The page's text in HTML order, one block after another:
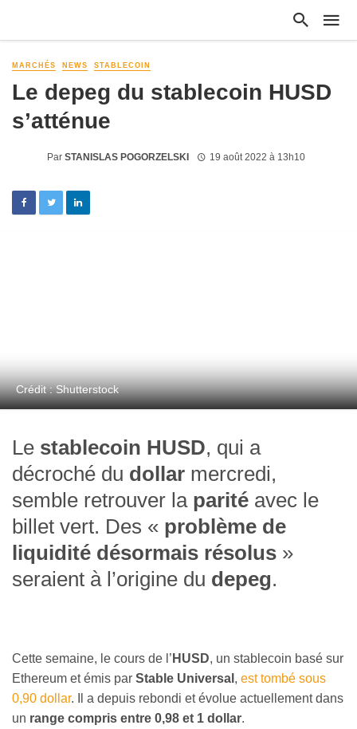
MARCHÉS NEWS STABLECOIN
Le depeg du stablecoin HUSD
s’atténue
Par STANISLAS POGORZELSKI 19 août 2022 à 13h10
Crédit : Shutterstock
Le stablecoin HUSD, qui a
décroché du dollar mercredi,
semble retrouver la parité avec le
billet vert. Des « problème de
liquidité désormais résolus »
seraient à l’origine du depeg.
Cette semaine, le cours de l’ HUSD, un stablecoin basé sur
Ethereum et émis par Stable Universal , est tombé sous
0,90 dollar. Il a depuis rebondi et évolue actuellement dans
un range compris entre 0,98 et 1 dollar.